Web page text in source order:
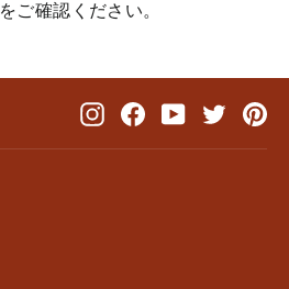
をご確認ください。
InstagramFacebookYouTubeTwitter